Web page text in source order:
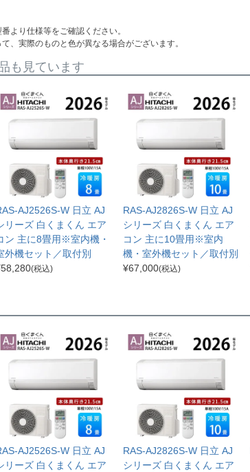
より仕様等をご確認ください。
、実際のものと色が異なる場合がございます。
も見ています
AJ2526S-W 日立 AJ
リーズ 白くまくん エア
ン 主に8畳用※室内機・
外機セット／取付別
58,280(税込)
RAS-AJ2826S-W 日立 AJ
シリーズ 白くまくん エア
コン 主に10畳用※室内
機・室外機セット／取付別
¥67,000(税込)
AJ2526S-W 日立 AJ
リーズ 白くまくん エア
RAS-AJ2826S-W 日立 AJ
シリーズ 白くまくん エア